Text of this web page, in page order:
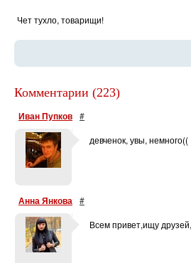
Чет тухло, товарищи!
Комментарии (223)
Иван Пупков #
девченок, увы, немного((
Анна Янкова #
Всем привет,ищу